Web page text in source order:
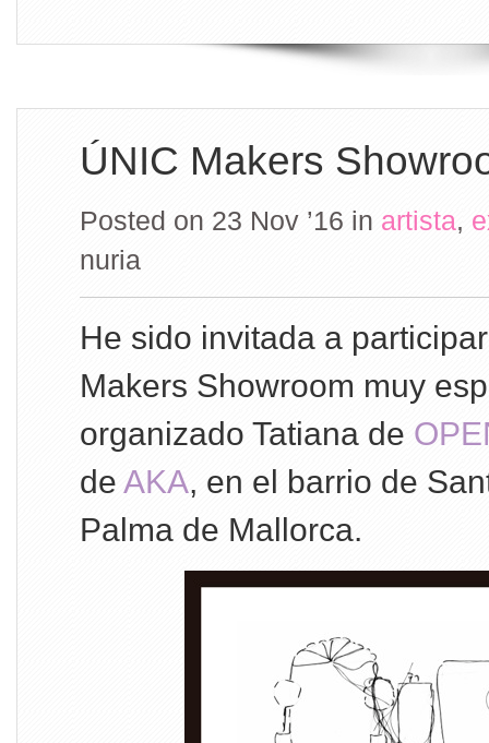
ÚNIC Makers
Posted on 23 Nov ’16 in artista,
nuria
He sido invitada a
Makers Showroom muy
organizado Tatiana de
de AKA, en el barrio de
Palma de Mallorca.